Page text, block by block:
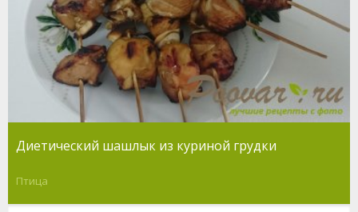
Диетический шашлык из куриной грудки
Птица